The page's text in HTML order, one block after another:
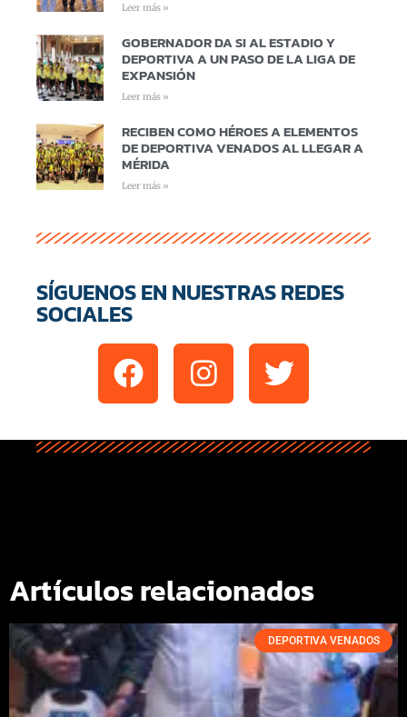
Leer más »
GOBERNADOR DA SI AL ESTADIO Y
DEPORTIVA A UN PASO DE LA LIGA DE
EXPANSIÓN
Leer más »
RECIBEN COMO HÉROES A ELEMENTOS
DE DEPORTIVA VENADOS AL LLEGAR A
MÉRIDA
Leer más »
SÍGUENOS EN NUESTRAS REDES
SOCIALES
Artículos relacionados
DEPORTIVA VENADOS